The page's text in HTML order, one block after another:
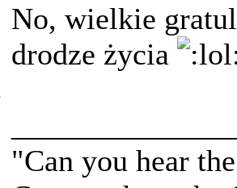
No, wielkie
drodze życia
"Can you hear